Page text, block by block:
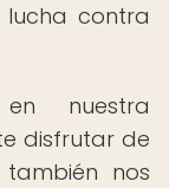
contra
nuestra
disfrutar de
nos